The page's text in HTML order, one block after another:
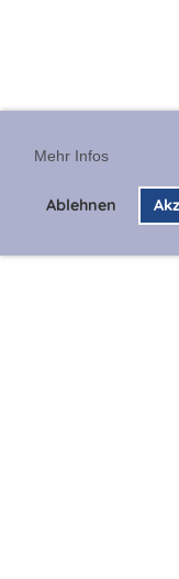
Mehr Infos
Ablehnen